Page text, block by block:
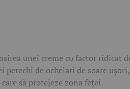
unei creme cu factor ridicat
perechi de ochelari de soare ușori,
să protejeze zona feței.